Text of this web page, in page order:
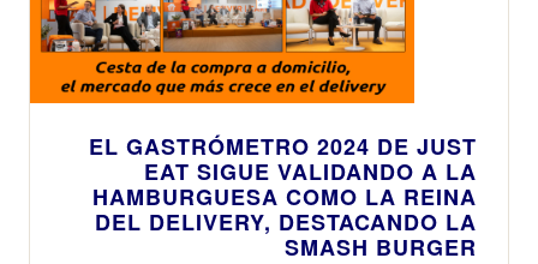
EL GASTRÓMETRO 2024 DE JUST
EAT SIGUE VALIDANDO A LA
HAMBURGUESA COMO LA REINA
DEL DELIVERY, DESTACANDO LA
SMASH BURGER